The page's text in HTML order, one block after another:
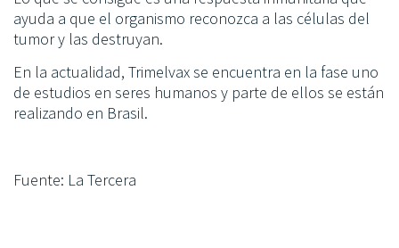
ayuda a que el organismo reconozca a las células del
tumor y las destruyan.
En la actualidad, Trimelvax se encuentra en la fase uno
de estudios en seres humanos y parte de ellos se están
realizando en Brasil.
Fuente: La Tercera